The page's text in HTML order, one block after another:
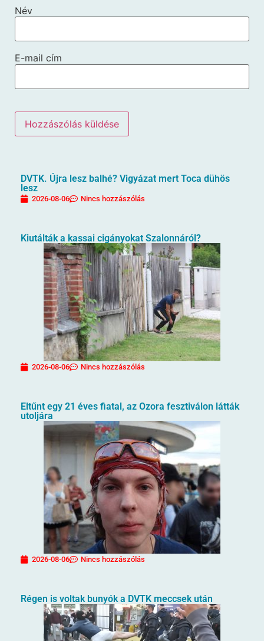
Név
E-mail cím
DVTK. Újra lesz balhé? Vigyázat mert Toca dühös
lesz
2026-08-06 Nincs hozzászólás
Kiutálták a kassai cigányokat Szalonnáról?
2026-08-06 Nincs hozzászólás
Eltűnt egy 21 éves fiatal, az Ozora fesztiválon látták
utoljára
2026-08-06 Nincs hozzászólás
Régen is voltak bunyók a DVTK meccsek után